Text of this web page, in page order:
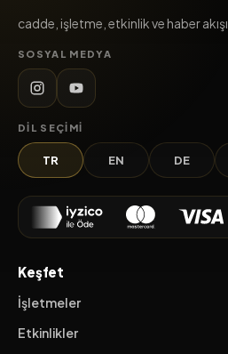
cadde, işletme, etkinlik ve haber akışı
SOSYAL MEDYA
DIL SEÇIMI
TR EN DE
Keşfet
İşletmeler
Etkinlikler